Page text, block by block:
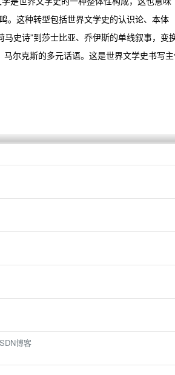
。这种转型包括世界文学史的认识论、本体
史诗”到莎士比亚、乔伊斯的单线叙事，变
尔克斯的多元话语。这是世界文学史书写
博客